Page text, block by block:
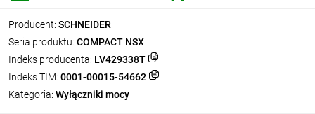
Producent: SCHNEIDER
Seria produktu: COMPACT NSX
Indeks producenta: LV429338T
Indeks TIM: 0001-00015-54662
Kategoria: Wyłączniki mocy